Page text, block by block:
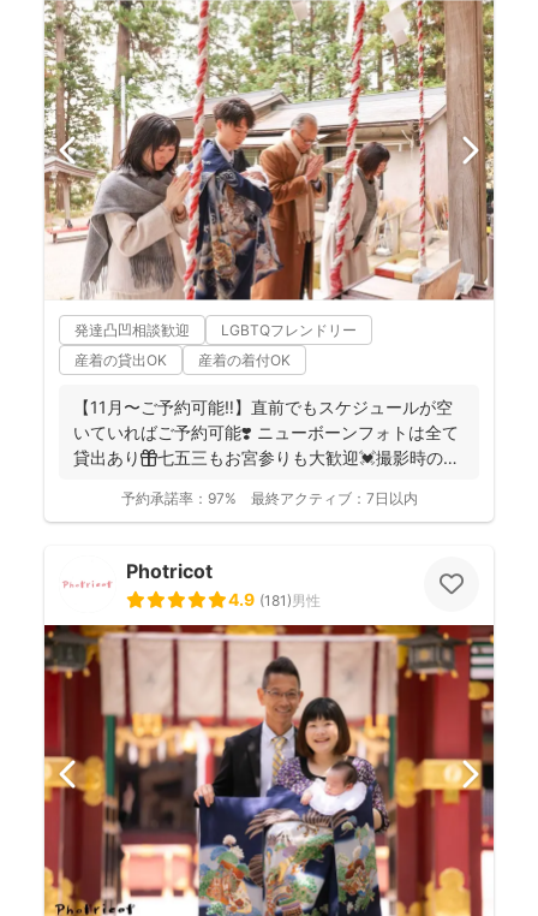
発達凸凹相談歓迎
LGBTQフレンドリー
産着の貸出OK
産着の着付OK
【11月〜ご予約可能‼︎】直前でもスケジュールが空
いていればご予約可能❣️ ニューボーンフォトは全て
貸出あり🎁七五三もお宮参りも大歓迎💓撮影時のみ
予約承諾率： 97% 最終アクティブ： 7日以内
Photricot
4.9 (181)男性